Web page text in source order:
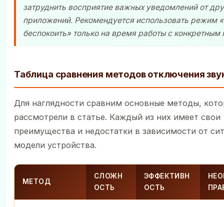
затруднить восприятие важных уведомлений от
приложений. Рекомендуется использовать режим
беспокоить» только на время работы с
Таблица сравнения методов отключения
Для наглядности сравним основные методы,
рассмотрели в статье. Каждый из них имеет свои
преимущества и недостатки в зависимости от
модели устройства.
МЕТОД
СЛОЖН
ОСТЬ
ЭФФЕКТИВН
ОСТЬ